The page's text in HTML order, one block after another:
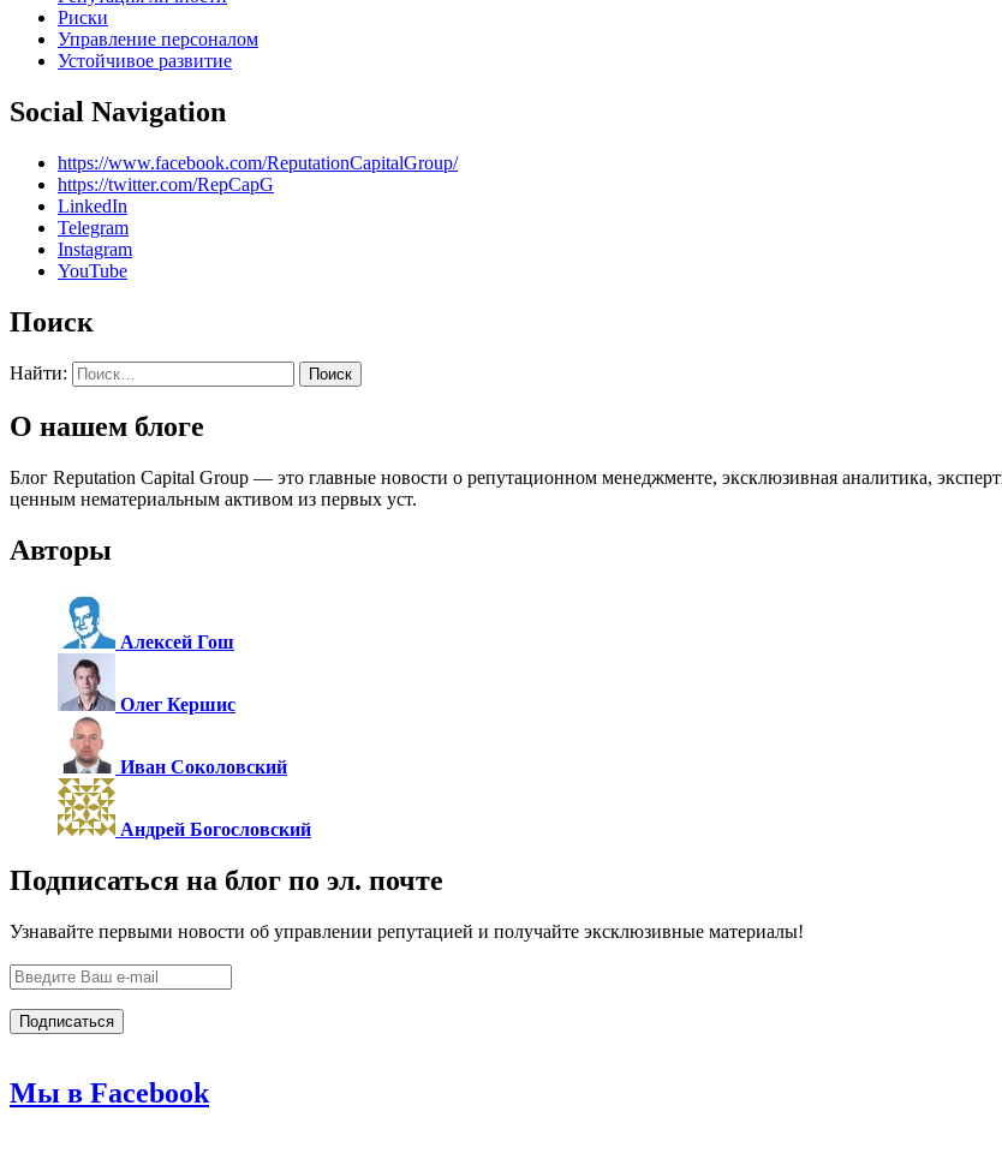
Риски
Управление персоналом
Устойчивое развитие
Social Navigation
https://www.facebook.com/ReputationCapitalGroup/
https://twitter.com/RepCapG
LinkedIn
Telegram
Instagram
YouTube
Поиск
Найти:
О нашем блоге
Блог Reputation Capital Group — это главные новости о репутационном менеджменте, эксклюзивная аналитика,
ценным нематериальным активом из первых уст.
Авторы
Алексей Гош
Олег Кершис
Иван Соколовский
Андрей Богословский
Подписаться на блог по эл. почте
Узнавайте первыми новости об управлении репутацией и получайте эксклюзивные материалы!
Мы в Facebook